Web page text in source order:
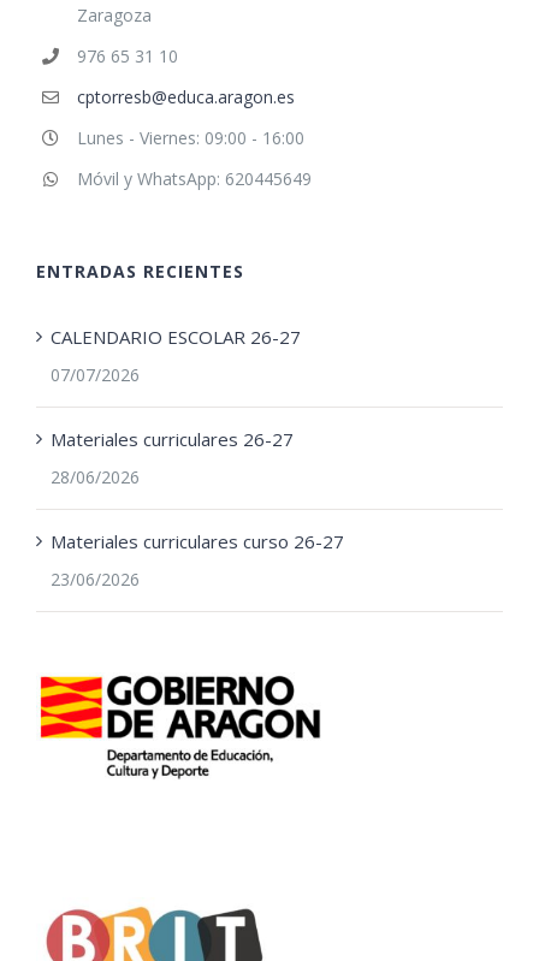
Zaragoza
976 65 31 10
cptorresb@educa.aragon.es
Lunes - Viernes: 09:00 - 16:00
Móvil y WhatsApp: 620445649
ENTRADAS RECIENTES
CALENDARIO ESCOLAR 26-27
07/07/2026
Materiales curriculares 26-27
28/06/2026
Materiales curriculares curso 26-27
23/06/2026